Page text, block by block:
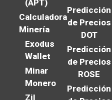
(APT)
Calculadora
Minería
Exodus
Wallet
Minar
Monero
Zil
Predicción
de Precios
DOT
Predicción
de Precios
ROSE
Predicción